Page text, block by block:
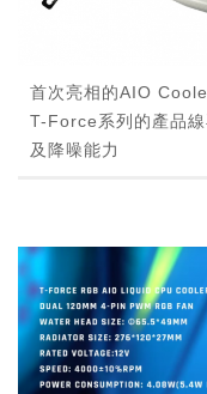
首次亮相的AIO
T-Force系列的產品
及降噪能力